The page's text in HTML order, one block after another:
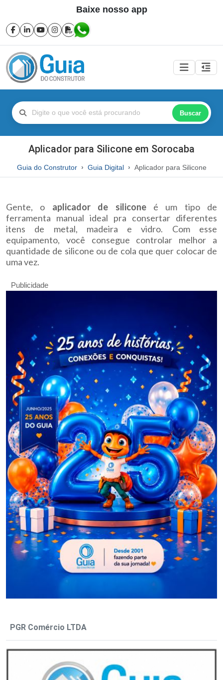
Baixe nosso app
Buscar
Aplicador para Silicone em Sorocaba
Guia do Construtor Guia Digital Aplicador para Silicone
Gente, o aplicador de siliconeé um tipo de
ferramenta manual ideal pra consertar diferentes
itens de metal, madeira e vidro. Com esse
equipamento, você consegue controlar melhor a
quantidade de silicone ou de cola que quer colocar de
uma vez.
Publicidade
PGR Comércio LTDA